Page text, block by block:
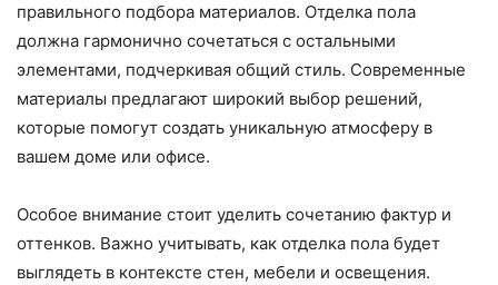
правильного подбора материалов. Отделка пола
должна гармонично сочетаться с остальными
элементами, подчеркивая общий стиль. Современные
материалы предлагают широкий выбор решений,
которые помогут создать уникальную атмосферу в
вашем доме или офисе.
Особое внимание стоит уделить сочетанию фактур и
оттенков. Важно учитывать, как отделка пола будет
выглядеть в контексте стен, мебели и освещения.